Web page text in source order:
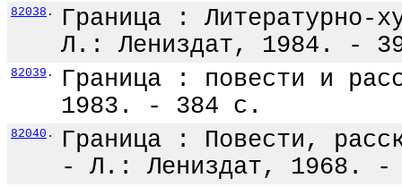
82038 .
Граница :
Л.: Лениздат, 1984. -
82039 .
Граница : повести и
1983. - 384 с.
82040 .
Граница : Повести,
- Л.: Лениздат, 1968.